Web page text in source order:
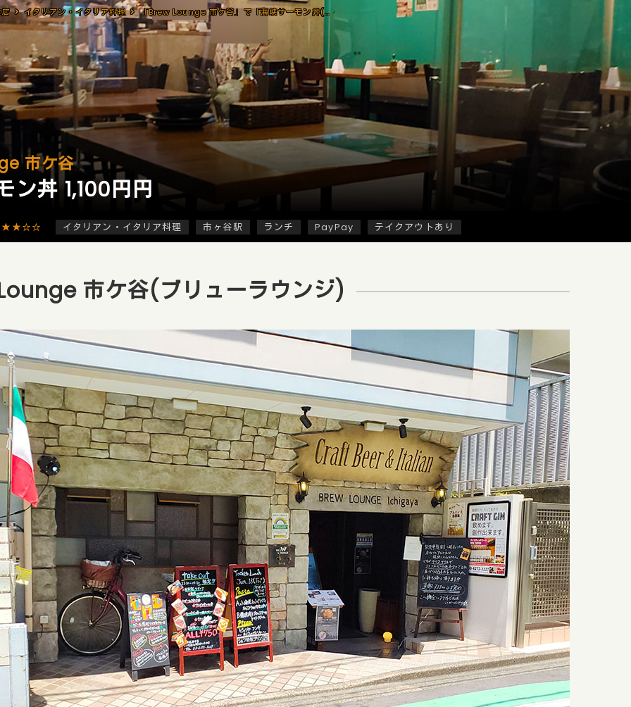
店 イタリアン・イタリア料理 「Brew Lounge 市ケ谷」で「海峡サーモン丼(1,100円)」のランチ
市ケ谷
ン丼 1,100円円
イタリアン・イタリア料理 市ヶ谷駅 ランチ PayPay テイクアウトあり
市ケ谷(ブリューラウンジ)